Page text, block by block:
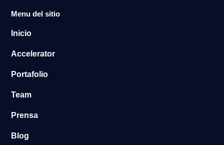
Menu del sitio
Inicio
Accelerator
Portafolio
Team
Prensa
Blog